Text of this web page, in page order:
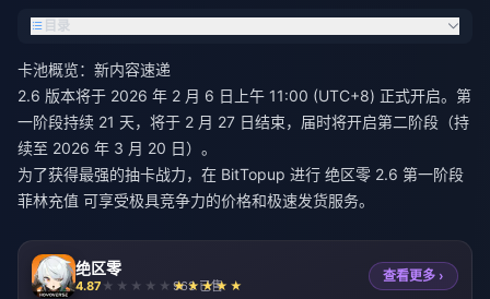
目录
卡池概览：新内容速递
2.6 版本将于 2026 年 2 月 6 日上午 11:00 (UTC+8) 正式开启。第
一阶段持续 21 天，将于 2 月 27 日结束，届时将开启第二阶段（持
续至 2026 年 3 月 20 日）。
为了获得最强的抽卡战力，在 BitTopup 进行 绝区零 2.6 第一阶段
菲林充值 可享受极具竞争力的价格和极速发货服务。
绝区零
4.87 963 已售
查看更多 ›